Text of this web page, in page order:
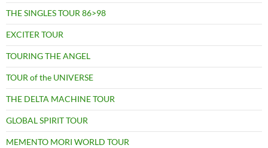
THE SINGLES TOUR 86>98
EXCITER TOUR
TOURING THE ANGEL
TOUR of the UNIVERSE
THE DELTA MACHINE TOUR
GLOBAL SPIRIT TOUR
MEMENTO MORI WORLD TOUR